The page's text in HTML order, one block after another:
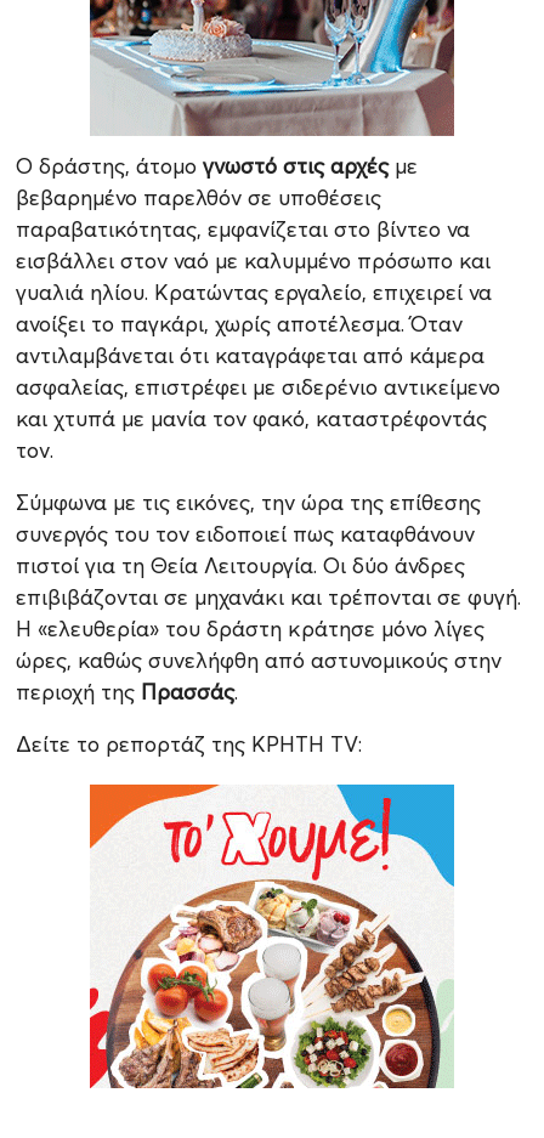
Ο δράστης, άτομο γνωστό στις αρχέςμε
βεβαρημένο παρελθόν σε υποθέσεις
παραβατικότητας, εμφανίζεται στο βίντεο να
εισβάλλει στον ναό με καλυμμένο πρόσωπο και
γυαλιά ηλίου. Κρατώντας εργαλείο, επιχειρεί να
ανοίξει το παγκάρι, χωρίς αποτέλεσμα. Όταν
αντιλαμβάνεται ότι καταγράφεται από κάμερα
ασφαλείας, επιστρέφει με σιδερένιο αντικείμενο
και χτυπά με μανία τον φακό, καταστρέφοντάς
τον.
Σύμφωνα με τις εικόνες, την ώρα της επίθεσης
συνεργός του τον ειδοποιεί πως καταφθάνουν
πιστοί για τη Θεία Λειτουργία. Οι δύο άνδρες
επιβιβάζονται σε μηχανάκι και τρέπονται σε φυγή.
Η «ελευθερία» του δράστη κράτησε μόνο λίγες
ώρες, καθώς συνελήφθη από αστυνομικούς στην
περιοχή της Πρασσάς.
Δείτε το ρεπορτάζ της ΚΡΗΤΗ ΤV: